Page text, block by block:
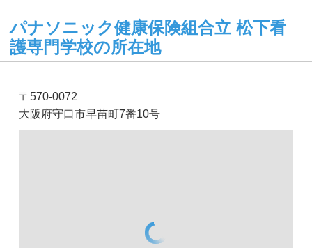
パナソニック健康保険組合立 松下看
護専門学校の所在地
〒570-0072
大阪府守口市早苗町7番10号